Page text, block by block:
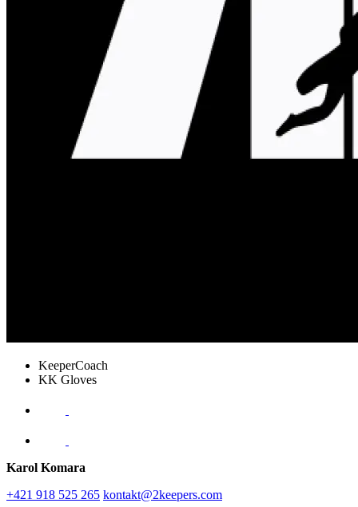
KeeperCoach
KK Gloves
Karol Komara
+421 918 525 265 kontakt@2keepers.com